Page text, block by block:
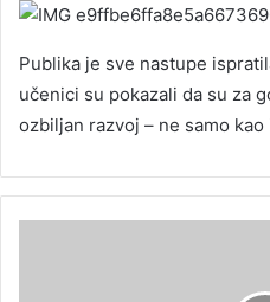
Publika je sve nastupe
učenici su pokazali da su za
ozbiljan razvoj – ne samo